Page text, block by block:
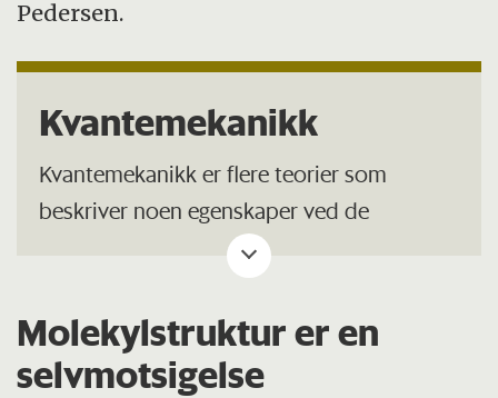
Pedersen.
Kvantemekanikk
Kvantemekanikk er flere teorier som
beskriver noen egenskaper ved de
grunnleggende strukturene, som for
eksempel elektroner, protoner, atomer og
molekyler.
Kvantemekanikken beskriver hvordan de er
Molekylstruktur er en
selvmotsigelse